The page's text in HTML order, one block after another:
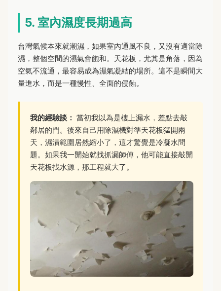
5. 室內濕度長期過高
台灣氣候本來就潮濕，如果室內通風不良，又沒有適當除
濕，整個空間的濕氣會飽和。天花板，尤其是角落，因為
空氣不流通，最容易成為濕氣凝結的場所。這不是瞬間大
量進水，而是一種慢性、全面的侵蝕。
我的經驗談： 當初我以為是樓上漏水，差點去敲
鄰居的門。後來自己用除濕機對準天花板猛開兩
天，濕漬範圍居然縮小了，這才驚覺是冷凝水問
題。如果我一開始就找抓漏師傅，他可能直接敲開
天花板找水源，那工程就大了。